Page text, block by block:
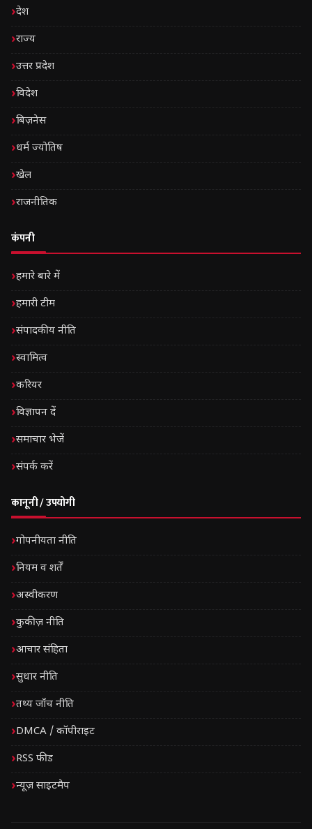
देश
राज्य
उत्तर प्रदेश
विदेश
बिज़नेस
धर्म ज्योतिष
खेल
राजनीतिक
कंपनी
हमारे बारे में
हमारी टीम
संपादकीय नीति
स्वामित्व
करियर
विज्ञापन दें
समाचार भेजें
संपर्क करें
कानूनी / उपयोगी
गोपनीयता नीति
नियम व शर्तें
अस्वीकरण
कुकीज़ नीति
आचार संहिता
सुधार नीति
तथ्य जाँच नीति
DMCA / कॉपीराइट
RSS फीड
न्यूज़ साइटमैप